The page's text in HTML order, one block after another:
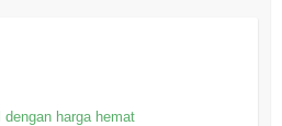
harga hemat